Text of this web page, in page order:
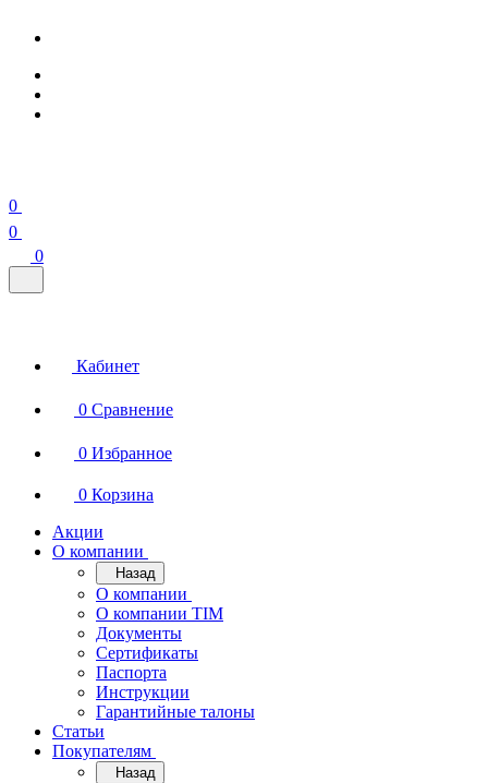
0
0
0
Кабинет
0 Сравнение
0 Избранное
0 Корзина
Акции
О компании
Назад
О компании
О компании TIM
Документы
Сертификаты
Паспорта
Инструкции
Гарантийные талоны
Статьи
Покупателям
Назад